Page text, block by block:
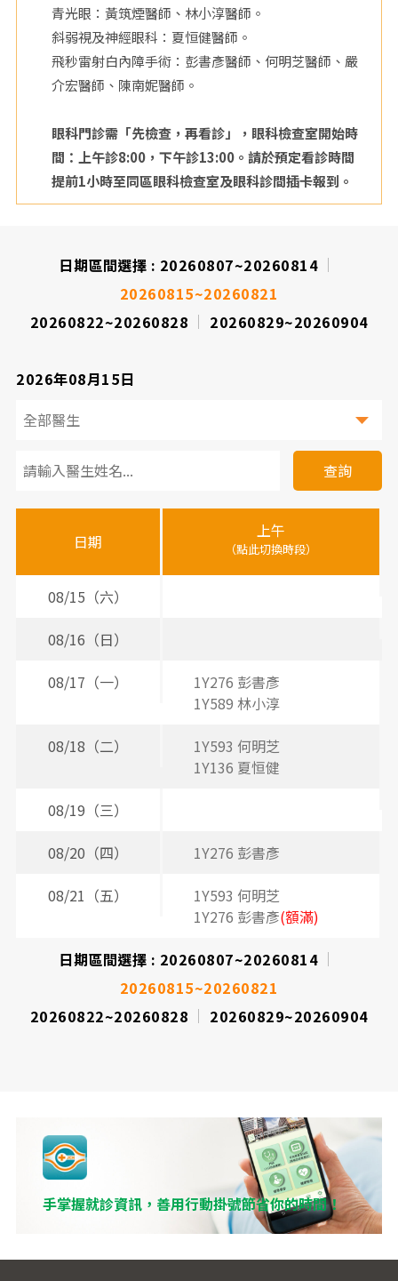
青光眼：黃筑煙醫師、林小淳醫師。
斜弱視及神經眼科：夏恒健醫師。
飛秒雷射白內障手術：彭書彥醫師、何明芝醫師、嚴
介宏醫師、陳南妮醫師。
眼科門診需「先檢查，再看診」，眼科檢查室開始時
間：上午診8:00，下午診13:00。請於預定看診時間
提前1小時至同區眼科檢查室及眼科診間插卡報到。
日期區間選擇 : 20260807~20260814
20260815~20260821
20260822~20260828
20260829~20260904
2026年08月15日
診
醫
時
查詢
日期
上午
（點此切換時段）
08/15（六）
08/16（日）
08/17（一）
1Y276 彭書彥
1Y589 林小淳
08/18（二）
1Y593 何明芝
1Y136 夏恒健
08/19（三）
08/20（四）
1Y276 彭書彥
08/21（五）
1Y593 何明芝
1Y276 彭書彥(額滿)
日期區間選擇 : 20260807~20260814
20260815~20260821
20260822~20260828
20260829~20260904
手掌握就診資訊，善用行動掛號節省你的時間！